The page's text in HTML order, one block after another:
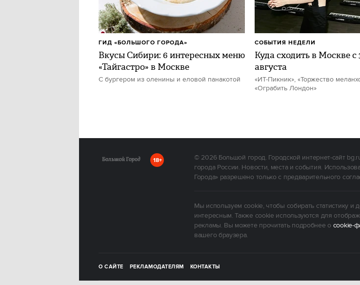
Вкусы Сибири: 6 интересных меню
«Тайгастро» в Москве
С бургером из оленины и еловой панакотой
ГИД «БОЛЬШОГО ГОРОДА»
Куда сходить в Москве с
августа
«ИТ-Пикник», «Торжество
«Ограбить Лондон»
СОБЫТИЯ НЕДЕЛИ
18+ © 2026Большой город. Городской интернет-сайт
города России. Новости, места и события.
Города» разрешено только с предварительного
Мы используем cookie, чтобы собирать статистику и
интересным. Также cookie используются для
рекламы. Вы можете прочитать подробнее о cookie-
вашего браузера.
О САЙТЕ РЕКЛАМОДАТЕЛЯМ КОНТАКТЫ